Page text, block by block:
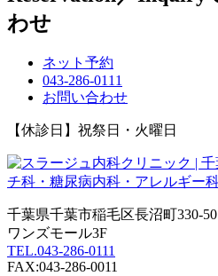
わせ
ネット予約
043-286-0111
お問い合わせ
【休診日】祝祭日・火曜日
千葉県千葉市稲毛区長沼町330-50
ワンズモール3F
TEL.043-286-0111
FAX:043-286-0011